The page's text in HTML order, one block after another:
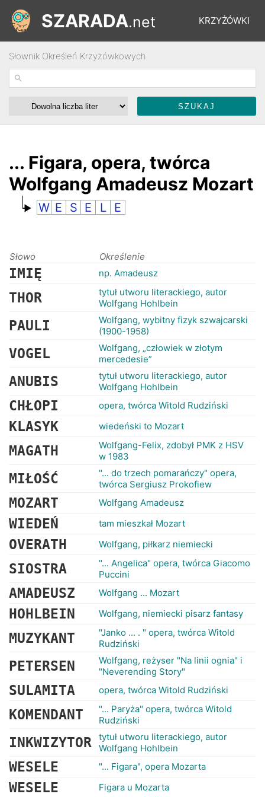
KRZYŻÓWKI
ŁAMIGŁÓWKI
SŁOWNIK
SZARADA.net
Słownik Określeń Krzyżówkowych
... Figara, opera, twórca
Wolfgang Amadeusz Mozart
W E S E L E
Słowo Określenie
IMIĘ np. Amadeusz
THOR
tytuł utworu literackiego, autor
Wolfgang Hohlbein
PAULI
Wolfgang, wybitny fizyk szwajcarski
(1900-1958)
VOGEL
Wolfgang, „człowiek w złotym
mercedesie”
ANUBIS
tytuł utworu literackiego, autor
Wolfgang Hohlbein
CHŁOPI opera, twórca Witold Rudziński
KLASYK wiedeński to Mozart
MAGATH
Wolfgang-Felix, zdobył PMK z HSV
w 1983
MIŁOŚĆ
"... do trzech pomarańczy" opera,
twórca Sergiusz Prokofiew
MOZART Wolfgang Amadeusz
WIEDEŃ tam mieszkał Mozart
OVERATH Wolfgang, piłkarz niemiecki
SIOSTRA
"... Angelica" opera, twórca Giacomo
Puccini
AMADEUSZ Wolfgang ... Mozart
HOHLBEIN Wolfgang, niemiecki pisarz fantasy
MUZYKANT
"Janko ... . " opera, twórca Witold
Rudziński
PETERSEN
Wolfgang, reżyser "Na linii ognia" i
"Neverending Story"
SULAMITA opera, twórca Witold Rudziński
KOMENDANT
"... Paryża" opera, twórca Witold
Rudziński
INKWIZYTOR
tytuł utworu literackiego, autor
Wolfgang Hohlbein
WESELE "... Figara", opera Mozarta
WESELE Figara u Mozarta